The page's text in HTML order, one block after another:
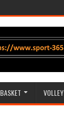
BASKET VOLLEY